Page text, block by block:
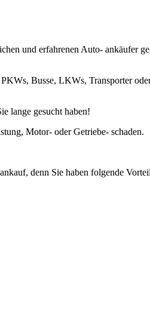
und erfahrenen Auto- ankäufer
Busse, LKWs, Transporter
lange gesucht haben!
Motor- oder Getriebe- schaden.
denn Sie haben folgende